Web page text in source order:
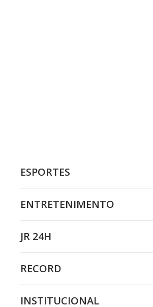
ESPORTES
ENTRETENIMENTO
JR 24H
RECORD
INSTITUCIONAL